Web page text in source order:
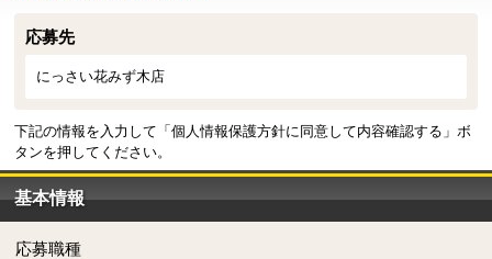
応募先
にっさい花みず木店
下記の情報を入力して「個人情報保護方針に同意して内容確認する」ボ
タンを押してください。
基本情報
応募職種